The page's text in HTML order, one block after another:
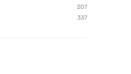
207
337